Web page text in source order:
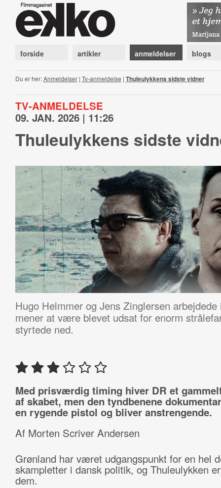
forside artikler anmeldelser blogs
Du er her:Anmeldelser| Tv-anmeldelse | Thuleulykkens sidste vidner
TV-ANMELDELSE
09. JAN. 2026 | 11:26
Thuleulykkens sidste
Hugo Helmmer og Jens Zinglersen
mener at være blevet udsat for enorm
styrtede ned.
Med prisværdig timing hiver DR et
af skabet, men den tyndbenene
en rygende pistol og bliver anstrengende.
Af Morten Scriver Andersen
Grønland har været udgangspunkt for en hel
skampletter i dansk politik, og Thuleulykken
dem.